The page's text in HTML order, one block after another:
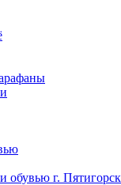
обувью г. Пятигорск